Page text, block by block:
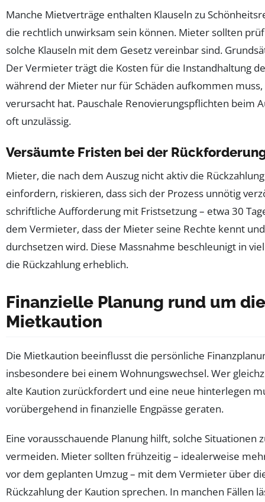
Manche Mietverträge enthalten Klauseln zu
die rechtlich unwirksam sein können. Mieter sollten
solche Klauseln mit dem Gesetz vereinbar sind.
Der Vermieter trägt die Kosten für die Instandhaltung
während der Mieter nur für Schäden aufkommen
verursacht hat. Pauschale Renovierungspflichten beim
oft unzulässig.
Versäumte Fristen bei der
Mieter, die nach dem Auszug nicht aktiv die
einfordern, riskieren, dass sich der Prozess unnötig
schriftliche Aufforderung mit Fristsetzung – etwa 30
dem Vermieter, dass der Mieter seine Rechte kennt und
durchsetzen wird. Diese Massnahme beschleunigt in
die Rückzahlung erheblich.
Finanzielle Planung rund um die
Mietkaution
Die Mietkaution beeinflusst die persönliche
insbesondere bei einem Wohnungswechsel. Wer
alte Kaution zurückfordert und eine neue hinterlegen
vorübergehend in finanzielle Engpässe geraten.
Eine vorausschauende Planung hilft, solche Situationen
vermeiden. Mieter sollten frühzeitig – idealerweise
vor dem geplanten Umzug – mit dem Vermieter über
Rückzahlung der Kaution sprechen. In manchen Fällen